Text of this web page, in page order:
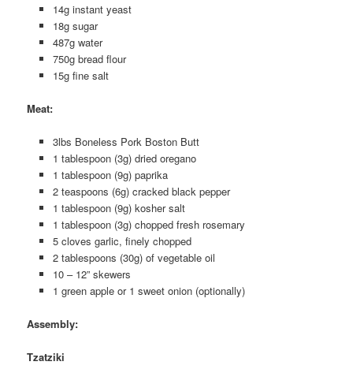
14g instant yeast
18g sugar
487g water
750g bread flour
15g fine salt
Meat:
3lbs Boneless Pork Boston Butt
1 tablespoon (3g) dried oregano
1 tablespoon (9g) paprika
2 teaspoons (6g) cracked black pepper
1 tablespoon (9g) kosher salt
1 tablespoon (3g) chopped fresh rosemary
5 cloves garlic, finely chopped
2 tablespoons (30g) of vegetable oil
10 – 12” skewers
1 green apple or 1 sweet onion (optionally)
Assembly:
Tzatziki